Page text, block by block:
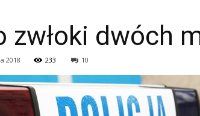
zwłoki dwóch
2018 233 10